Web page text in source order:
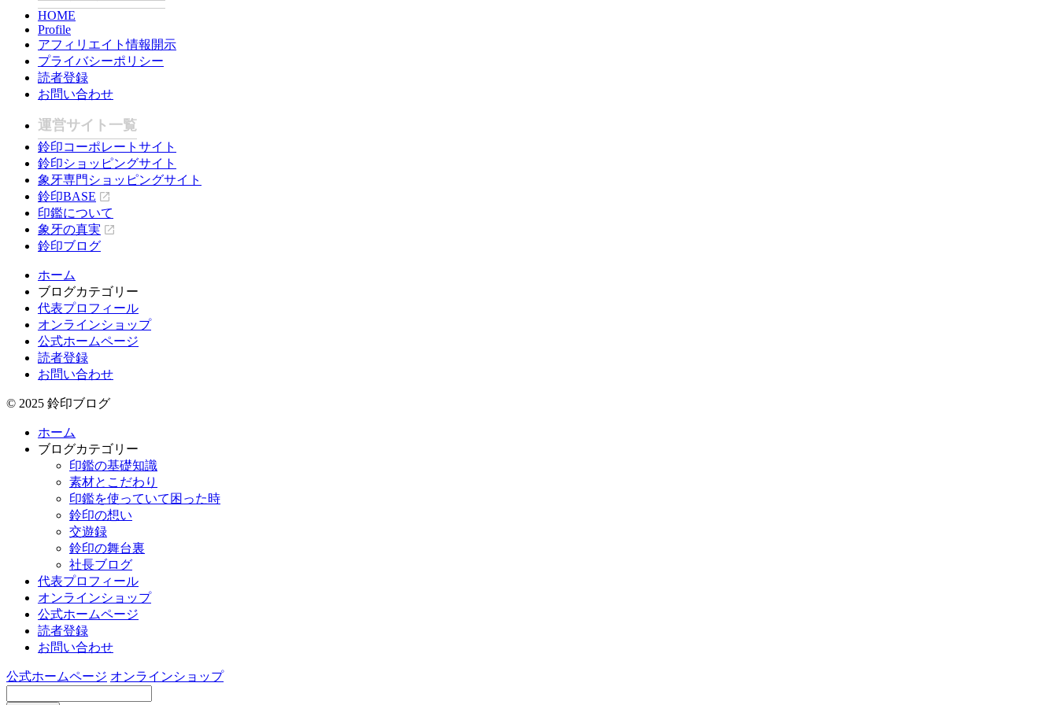
HOME
Profile
アフィリエイト情報開示
プライバシーポリシー
読者登録
お問い合わせ
運営サイト一覧
鈴印コーポレートサイト
鈴印ショッピングサイト
象牙専門ショッピングサイト
鈴印BASE
印鑑について
象牙の真実
鈴印ブログ
ホーム
ブログカテゴリー
代表プロフィール
オンラインショップ
公式ホームページ
読者登録
お問い合わせ
© 2025 鈴印ブログ
ホーム
ブログカテゴリー
印鑑の基礎知識
素材とこだわり
印鑑を使っていて困った時
鈴印の想い
交遊録
鈴印の舞台裏
社長ブログ
代表プロフィール
オンラインショップ
公式ホームページ
読者登録
お問い合わせ
公式ホームページ オンラインショップ